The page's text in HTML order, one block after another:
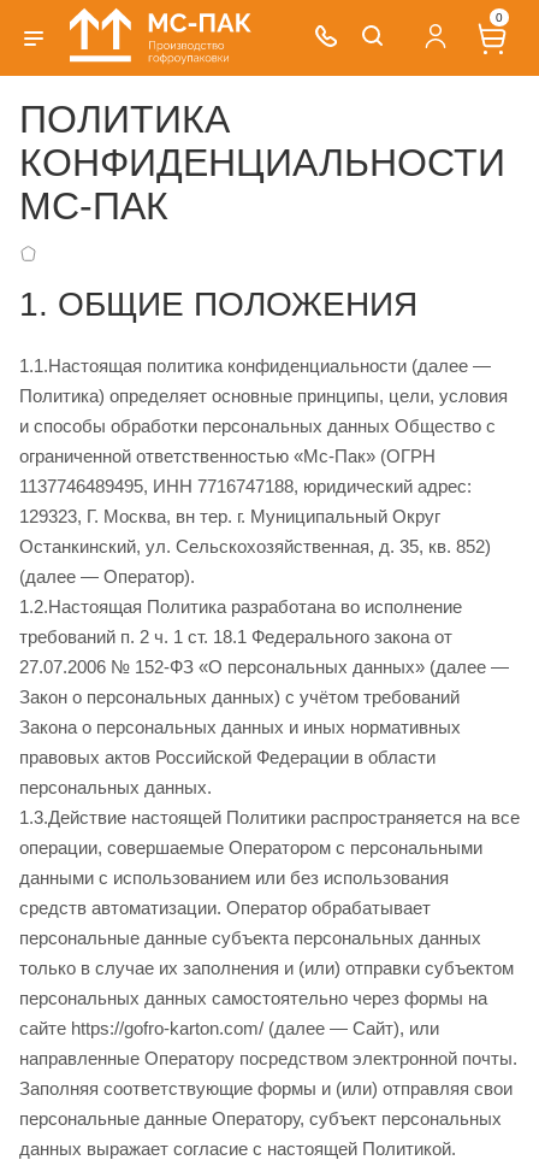
0
ПОЛИТИКА
КОНФИДЕНЦИАЛЬНОСТИ
МС-ПАК
1. ОБЩИЕ ПОЛОЖЕНИЯ
1.1.Настоящая политика конфиденциальности (далее —
Политика) определяет основные принципы, цели, условия
и способы обработки персональных данных Общество с
ограниченной ответственностью «Мс-Пак» (ОГРН
1137746489495, ИНН 7716747188, юридический адрес:
129323, Г. Москва, вн тер. г. Муниципальный Округ
Останкинский, ул. Сельскохозяйственная, д. 35, кв. 852)
(далее — Оператор).
1.2.Настоящая Политика разработана во исполнение
требований п. 2 ч. 1 ст. 18.1 Федерального закона от
27.07.2006 № 152-ФЗ «О персональных данных» (далее —
Закон о персональных данных) с учётом требований
Закона о персональных данных и иных нормативных
правовых актов Российской Федерации в области
персональных данных.
1.3.Действие настоящей Политики распространяется на все
операции, совершаемые Оператором с персональными
данными с использованием или без использования
средств автоматизации. Оператор обрабатывает
персональные данные субъекта персональных данных
только в случае их заполнения и (или) отправки субъектом
персональных данных самостоятельно через формы на
сайте https://gofro-karton.com/ (далее — Сайт), или
направленные Оператору посредством электронной почты.
Заполняя соответствующие формы и (или) отправляя свои
персональные данные Оператору, субъект персональных
данных выражает согласие с настоящей Политикой.